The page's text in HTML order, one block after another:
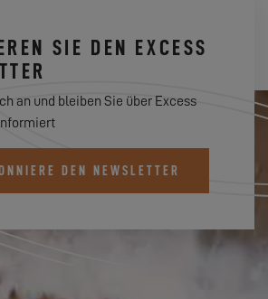
SIE DEN EXCESS
an und bleiben Sie über Excess
DEN NEWSLETTER